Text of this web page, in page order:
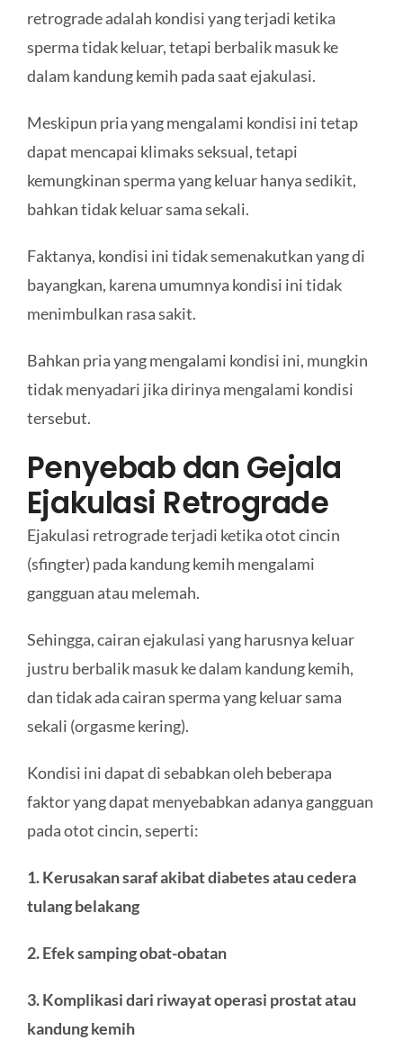
retrograde adalah kondisi yang terjadi ketika
sperma tidak keluar, tetapi berbalik masuk ke
dalam kandung kemih pada saat ejakulasi.
Meskipun pria yang mengalami kondisi ini tetap
dapat mencapai klimaks seksual, tetapi
kemungkinan sperma yang keluar hanya sedikit,
bahkan tidak keluar sama sekali.
Faktanya, kondisi ini tidak semenakutkan yang di
bayangkan, karena umumnya kondisi ini tidak
menimbulkan rasa sakit.
Bahkan pria yang mengalami kondisi ini, mungkin
tidak menyadari jika dirinya mengalami kondisi
tersebut.
Penyebab dan Gejala
Ejakulasi Retrograde
Ejakulasi retrograde terjadi ketika otot cincin
(sfingter) pada kandung kemih mengalami
gangguan atau melemah.
Sehingga, cairan ejakulasi yang harusnya keluar
justru berbalik masuk ke dalam kandung kemih,
dan tidak ada cairan sperma yang keluar sama
sekali (orgasme kering).
Kondisi ini dapat di sebabkan oleh beberapa
faktor yang dapat menyebabkan adanya gangguan
pada otot cincin, seperti:
1. Kerusakan saraf akibat diabetes atau cedera
tulang belakang
2. Efek samping obat-obatan
3. Komplikasi dari riwayat operasi prostat atau
kandung kemih